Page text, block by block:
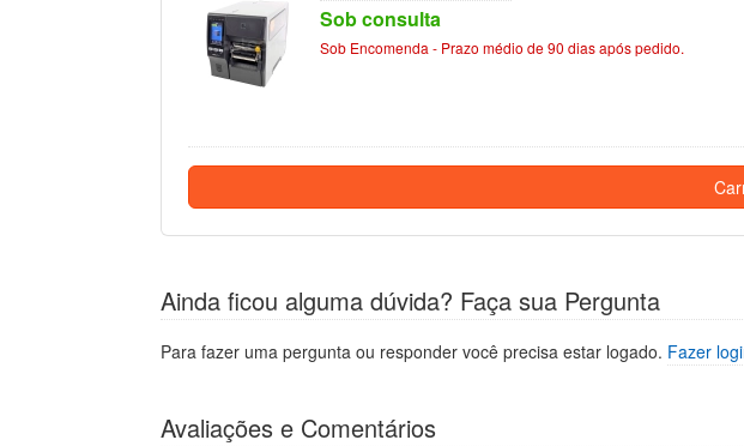
Sob consulta
Sob Encomenda - Prazo médio de 90 dias após pedido.
Ainda ficou alguma dúvida? Faça sua Pergunta
Para fazer uma pergunta ou responder você precisa estar logado. Fazer
Avaliações e Comentários